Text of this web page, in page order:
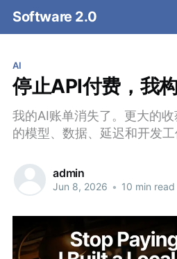
Software 2.0
AI
停止API付费，我
我的AI账单消失了。更大的
的模型、数据、延迟和开发工
admin
Jun 8, 2026 • 10 min read